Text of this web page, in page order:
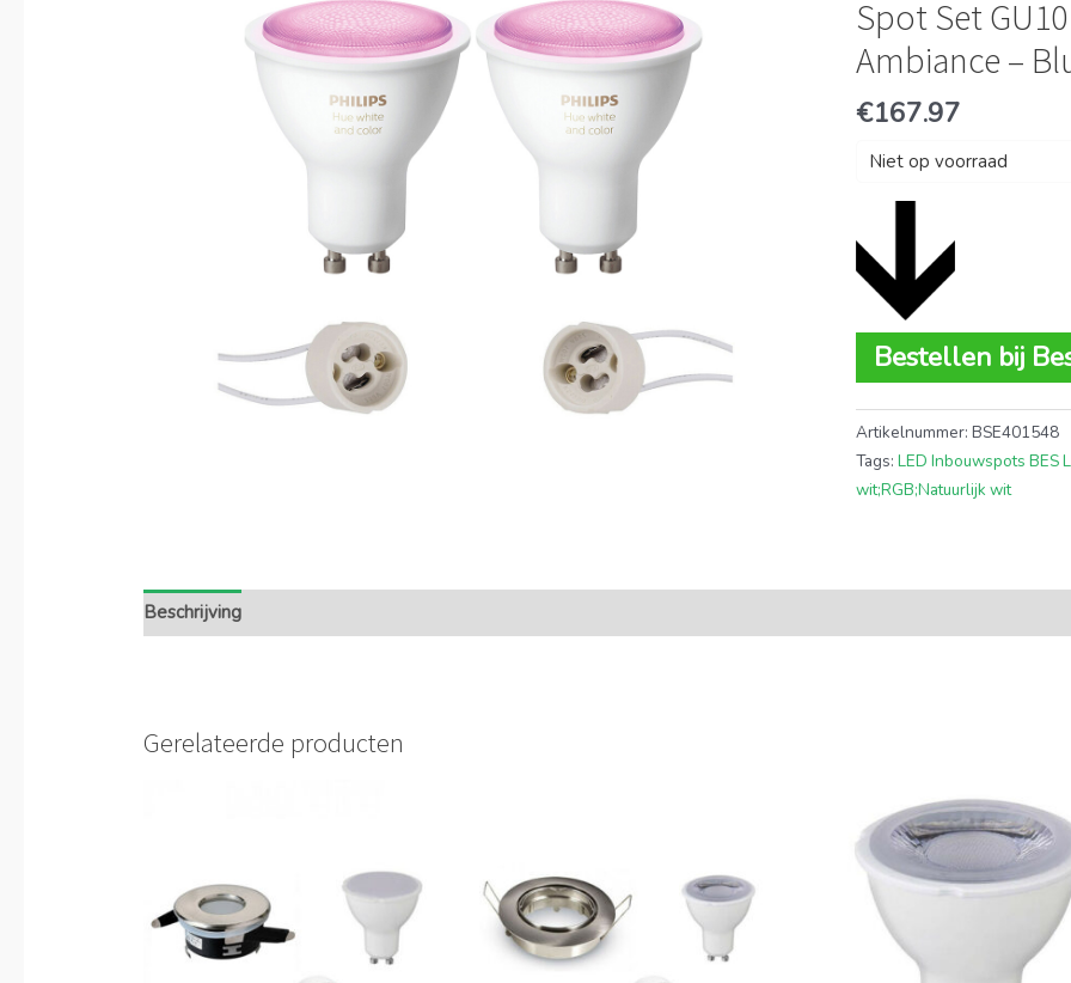
Spot Set
Ambiance –
€167.97
Niet op voorraad
Bestellen bij
Artikelnummer:BSE401548
Tags:LED Inbouwspots BES
wit;RGB;Natuurlijk wit
Beschrijving
Gerelateerde producten